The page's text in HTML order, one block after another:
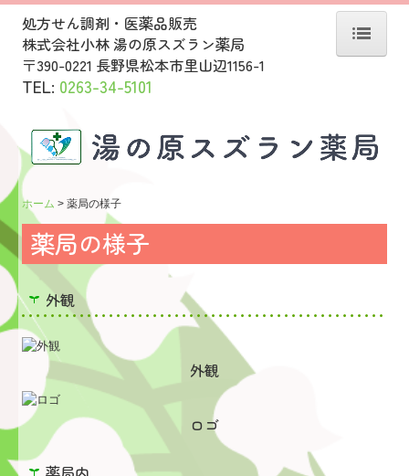
ホーム
薬局の様子
処方せんの受付
ジェネリック薬について
アクセス
処方せん調剤・医薬品販売
株式会社小林 湯の原スズラン薬局
〒390-0221 長野県松本市里山辺1156-1
TEL: 0263-34-5101
ホーム 薬局の様子
薬局の様子
外観
外観
ロゴ